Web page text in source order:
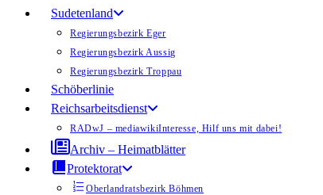
Sudetenland
Regierungsbezirk Eger
Regierungsbezirk Aussig
Regierungsbezirk Troppau
Schöberlinie
Reichsarbeitsdienst
RADwJ – mediawikiInteresse, Hilf uns mit dabei!
Archiv – Heimatblätter
Protektorat
Oberlandratsbezirk Böhmen